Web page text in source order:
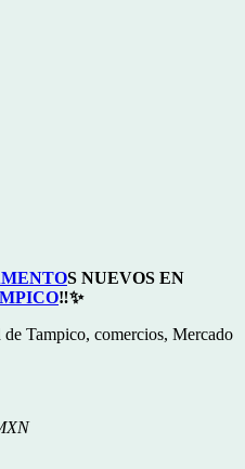
S NUEVOS EN
‼️✨
Tampico, comercios, Mercado